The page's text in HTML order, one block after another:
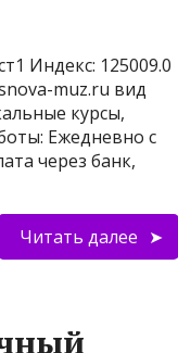
Индекс: 125009.0
muz.ru вид
курсы,
Ежедневно с
через банк,
Читать далее